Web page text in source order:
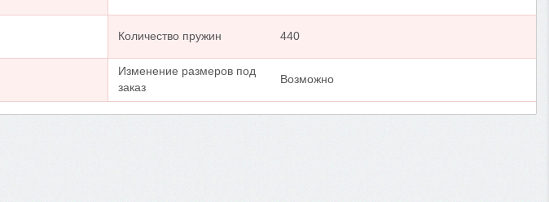
Количество пружин 440
Изменение размеров под
заказ
Возможно